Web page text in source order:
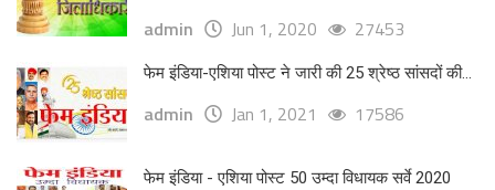
admin Jun 1, 2020 27453
फेम इंडिया-एशिया पोस्ट ने जारी की 25 श्रेष्ठ सांसदों की...
admin Jan 1, 2021 17586
फेम इंडिया - एशिया पोस्ट 50 उम्दा विधायक सर्वे 2020